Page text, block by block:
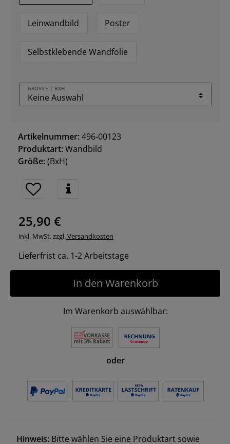
Leinwandbild Poster
Selbstklebende Wandfolie
GRÖSSE | BXH
Artikelnummer:496-00123
Produktart:Wandbild
Größe:(BxH)
25,90 €
inkl. MwSt. zzgl.Versandkosten
Lieferfrist ca. 1-2 Arbeitstage
In den Warenkorb
Im Warenkorb auswählbar:
oder
Hinweis: Bitte wählen Sie eine Produktart sowie